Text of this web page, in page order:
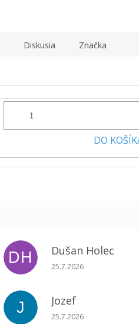
Diskusia Značka
DO
DH Dušan Holec
Hodnotenie obchodu
25.7.2026
J Jozef
Hodnotenie obchodu
25.7.2026